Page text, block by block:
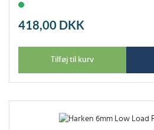
418,00 DKK
Tilføj til kurv